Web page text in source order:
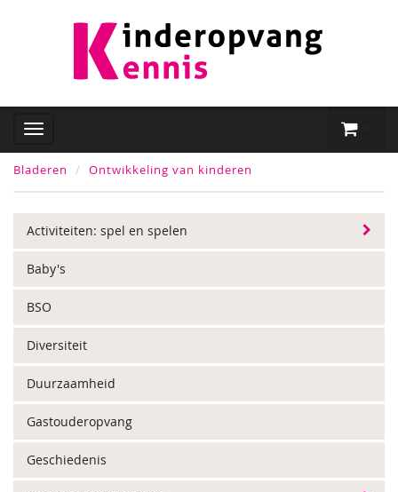
Bladeren Ontwikkeling van kinderen
Activiteiten: spel en spelen
Baby's
BSO
Diversiteit
Duurzaamheid
Gastouderopvang
Geschiedenis